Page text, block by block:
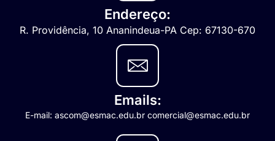
Endereço:
R. Providência, 10 Ananindeua-PA Cep: 67130-670
Emails:
E-mail: ascom@esmac.edu.br comercial@esmac.edu.br